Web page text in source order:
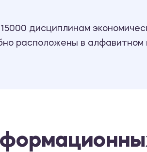
дисциплинам
расположены в алфавитном